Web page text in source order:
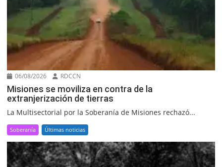
06/08/2026 RDCCN
Misiones se moviliza en contra de la
extranjerización de tierras
La Multisectorial por la Soberanía de Misiones rechazó...
Soberanía Últimas noticias